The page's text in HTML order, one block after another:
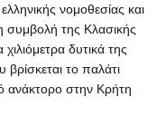
νομοθεσίας και
συμβολή της Κλασικής
δυτικά της
το παλάτι
ανάκτορο στην Κρήτη